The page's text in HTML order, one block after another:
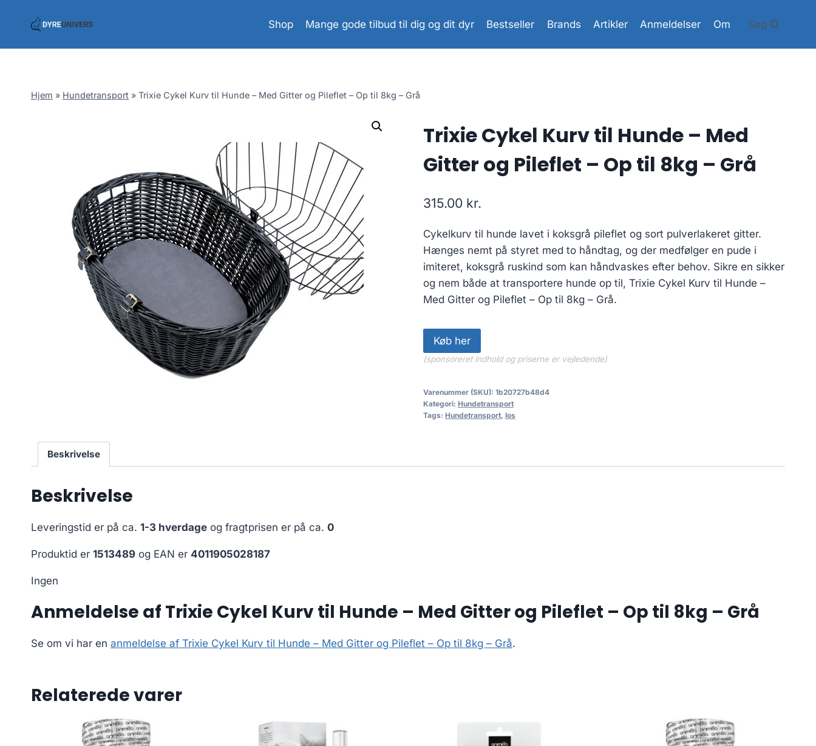
Shop Mange gode tilbud til dig og dit dyr Bestseller Brands Artikler Anmeldelser Om Søg
Hjem » Hundetransport » Trixie Cykel Kurv til Hunde – Med Gitter og Pileflet – Op til 8kg – Grå
Trixie Cykel Kurv til Hunde – Med
Gitter og Pileflet – Op til 8kg – Grå
315.00 kr.
Cykelkurv til hunde lavet i koksgrå pileflet og sort pulverlakeret gitter.
Hænges nemt på styret med to håndtag, og der medfølger en pude i
imiteret, koksgrå ruskind som kan håndvaskes efter behov. Sikre en sikker
og nem både at transportere hunde op til, Trixie Cykel Kurv til Hunde –
Med Gitter og Pileflet – Op til 8kg – Grå.
Køb her
(sponsoreret indhold og priserne er vejledende)
Varenummer (SKU): 1b20727b48d4
Kategori: Hundetransport
Tags: Hundetransport, los
Beskrivelse
Beskrivelse
Leveringstid er på ca. 1-3 hverdage og fragtprisen er på ca. 0
Produktid er 1513489 og EAN er 4011905028187
Ingen
Anmeldelse af Trixie Cykel Kurv til Hunde – Med Gitter og Pileflet – Op til 8kg – Grå
Se om vi har en anmeldelse af Trixie Cykel Kurv til Hunde – Med Gitter og Pileflet – Op til 8kg – Grå.
Relaterede varer